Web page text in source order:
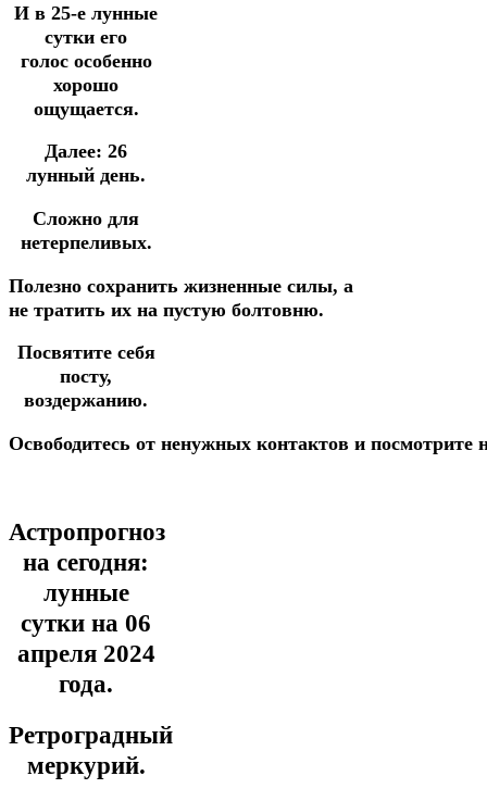
И в 25-е лунные
сутки его
голос особенно
хорошо
ощущается.
Далее: 26
лунный день.
Сложно для
нетерпеливых.
Полезно сохранить жизненные силы, а
не тратить их на пустую болтовню.
Посвятите себя
посту,
воздержанию.
Освободитесь от ненужных контактов и посмотрите
Астропрогноз
на сегодня:
лунные
сутки на 06
апреля 2024
года.
Ретроградный
меркурий.